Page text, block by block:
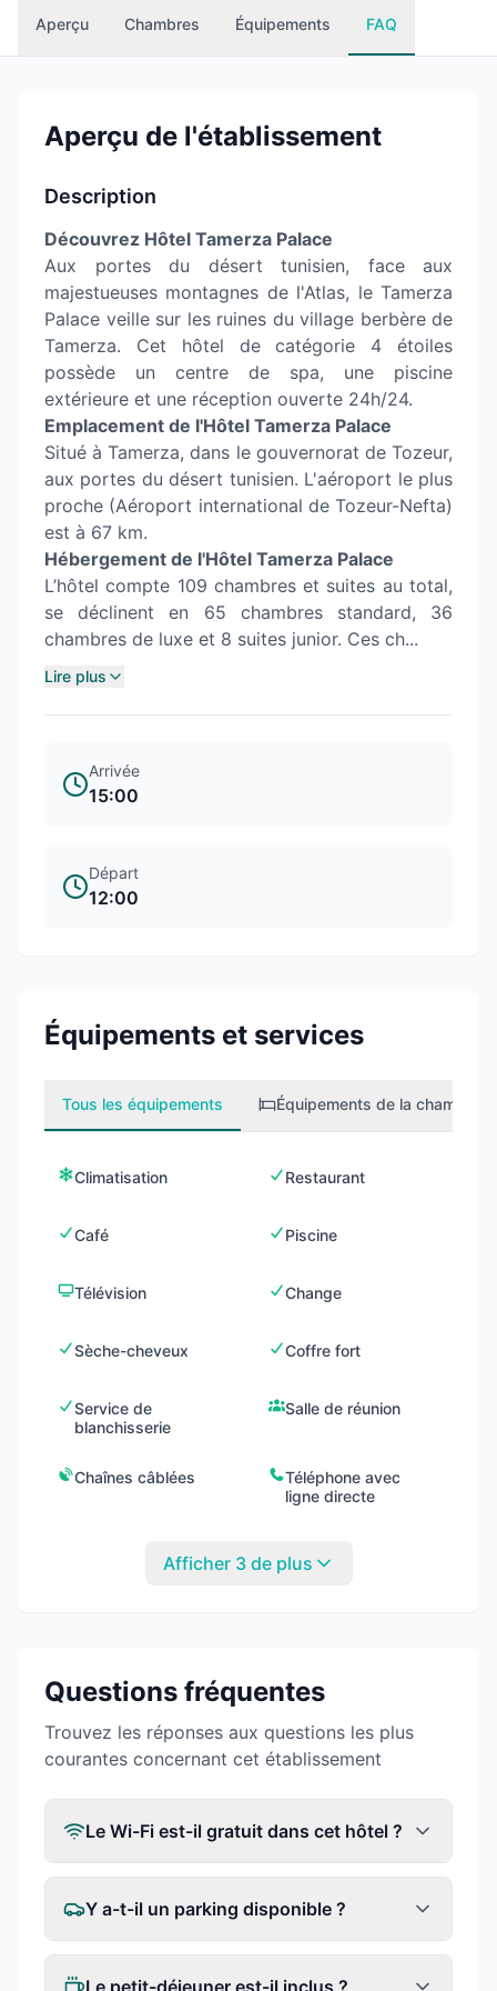
Aperçu Chambres Équipements FAQ
Aperçu de l'établissement
Description
Découvrez Hôtel Tamerza Palace
Aux portes du désert tunisien, face aux
majestueuses montagnes de l'Atlas, le Tamerza
Palace veille sur les ruines du village berbère de
Tamerza. Cet hôtel de catégorie 4 étoiles
possède un centre de spa, une piscine
extérieure et une réception ouverte 24h/24.
Emplacement de l'Hôtel Tamerza Palace
Situé à Tamerza, dans le gouvernorat de Tozeur,
aux portes du désert tunisien. L'aéroport le plus
proche (Aéroport international de Tozeur-Nefta)
est à 67 km.
Hébergement de l'Hôtel Tamerza Palace
L’hôtel compte 109 chambres et suites au total,
se déclinent en 65 chambres standard, 36
chambres de luxe et 8 suites junior. Ces ch...
Lire plus
Arrivée
15:00
Départ
12:00
Équipements et services
Tous les équipements Équipements de la chambre
Climatisation Restaurant
Café Piscine
Télévision Change
Sèche-cheveux Coffre fort
Service de
blanchisserie
Salle de réunion
Chaînes câblées
Téléphone avec
ligne directe
Afficher 3 de plus
Questions fréquentes
Trouvez les réponses aux questions les plus
courantes concernant cet établissement
Le Wi-Fi est-il gratuit dans cet hôtel ?
Y a-t-il un parking disponible ?
Le petit-déjeuner est-il inclus ?